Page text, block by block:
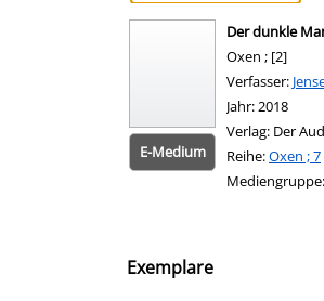
E-Medium
Der dunkle
Oxen ; [2]
Verfasser:
Jahr:2018
Verlag: Der
Reihe:Oxen ; 7
Mediengruppe:
Exemplare